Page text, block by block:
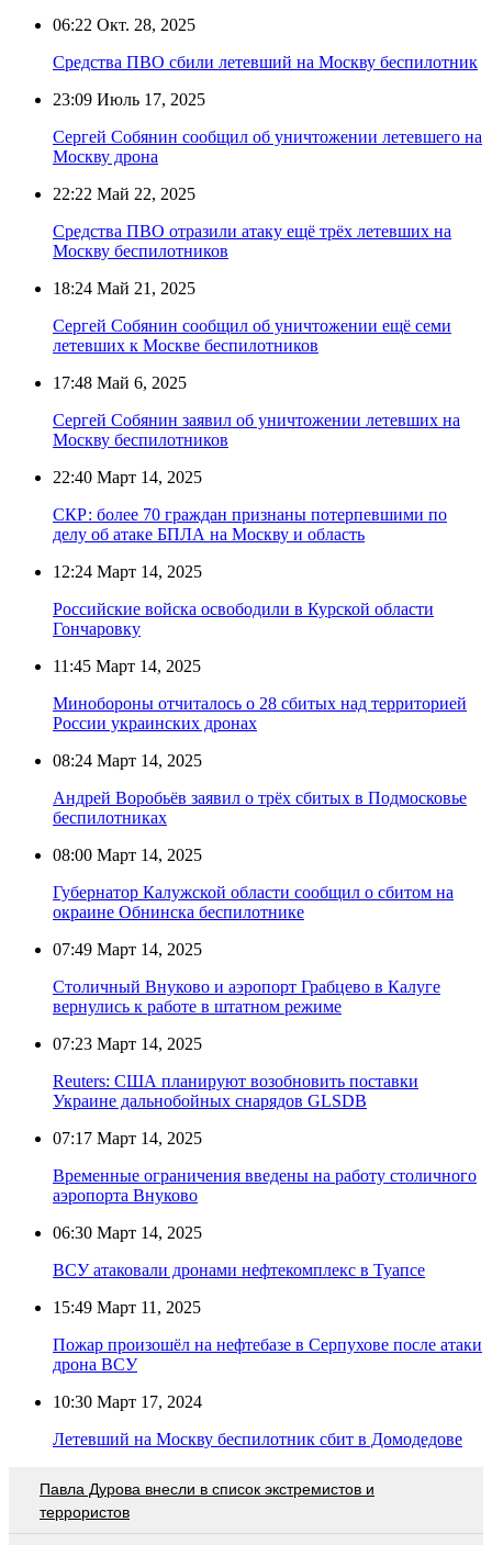
06:22 Окт. 28, 2025
Средства ПВО сбили летевший на Москву беспилотник
23:09 Июль 17, 2025
Сергей Собянин сообщил об уничтожении летевшего на
Москву дрона
22:22 Май 22, 2025
Средства ПВО отразили атаку ещё трёх летевших на
Москву беспилотников
18:24 Май 21, 2025
Сергей Собянин сообщил об уничтожении ещё семи
летевших к Москве беспилотников
17:48 Май 6, 2025
Сергей Собянин заявил об уничтожении летевших на
Москву беспилотников
22:40 Март 14, 2025
СКР: более 70 граждан признаны потерпевшими по
делу об атаке БПЛА на Москву и область
12:24 Март 14, 2025
Российские войска освободили в Курской области
Гончаровку
11:45 Март 14, 2025
Минобороны отчиталось о 28 сбитых над территорией
России украинских дронах
08:24 Март 14, 2025
Андрей Воробьёв заявил о трёх сбитых в Подмосковье
беспилотниках
08:00 Март 14, 2025
Губернатор Калужской области сообщил о сбитом на
окраине Обнинска беспилотнике
07:49 Март 14, 2025
Столичный Внуково и аэропорт Грабцево в Калуге
вернулись к работе в штатном режиме
07:23 Март 14, 2025
Reuters: США планируют возобновить поставки
Украине дальнобойных снарядов GLSDB
07:17 Март 14, 2025
Временные ограничения введены на работу столичного
аэропорта Внуково
06:30 Март 14, 2025
ВСУ атаковали дронами нефтекомплекс в Туапсе
15:49 Март 11, 2025
Пожар произошёл на нефтебазе в Серпухове после атаки
дрона ВСУ
10:30 Март 17, 2024
Летевший на Москву беспилотник сбит в Домодедове
Павла Дурова внесли в список экстремистов и
террористов